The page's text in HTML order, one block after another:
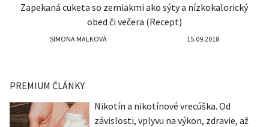
Zapekaná cuketa so zemiakmi ako sýty a nízkokalorický
obed či večera (Recept)
SIMONA MALKOVÁ 15.09.2018
PREMIUM ČLÁNKY
Nikotín a nikotínové vrecúška. Od
závislosti, vplyvu na výkon, zdravie, až